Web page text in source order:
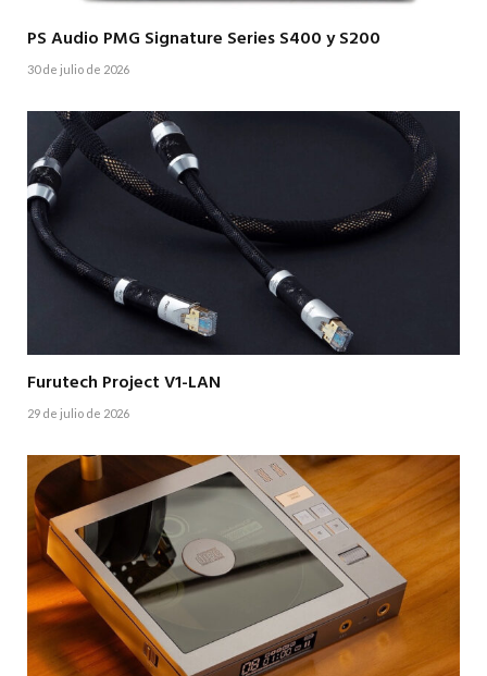
PS Audio PMG Signature Series S400 y S200
30 de julio de 2026
Furutech Project V1-LAN
29 de julio de 2026